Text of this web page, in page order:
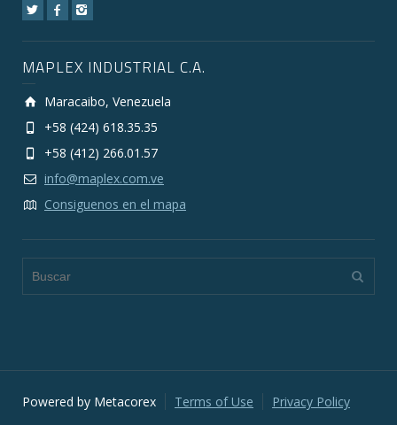
MAPLEX INDUSTRIAL C.A.
Maracaibo, Venezuela
+58 (424) 618.35.35
+58 (412) 266.01.57
info@maplex.com.ve
Consiguenos en el mapa
Powered by Metacorex Terms of Use Privacy Policy